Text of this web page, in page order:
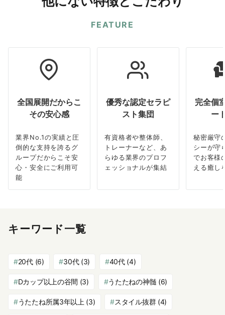
FEATURE
全国展開だからこ
その安心感
業界No.1の実績と圧
倒的な支持を誇るグ
ループだからこそ安
心・安全にご利用可
能
優秀な認定セラピ
スト集団
有資格者や整体師、
トレーナーなど、あ
らゆる業界のプロフ
ェッショナルが集結
完全個
ー
秘密厳守
シーが守
でお客様
える癒し
キーワード一覧
20代(6) 30代(3) 40代(4)
Dカップ以上の谷間 (3) うたたねの神髄 (6)
うたたね所属3年以上 (3) スタイル抜群(4)